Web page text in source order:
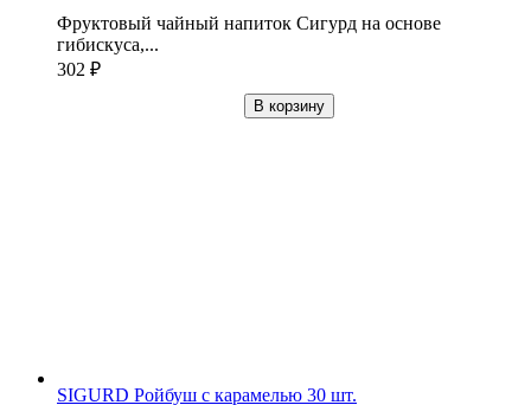
Фруктовый чайный напиток Сигурд на основе
гибискуса,...
302 ₽
В корзину
SIGURD Ройбуш с карамелью 30 шт.